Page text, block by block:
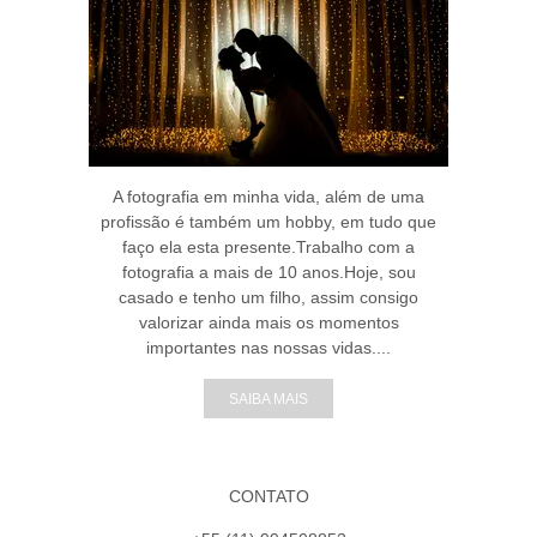
A fotografia em minha vida, além de uma
profissão é também um hobby, em tudo que
faço ela esta presente.Trabalho com a
fotografia a mais de 10 anos.Hoje, sou
casado e tenho um filho, assim consigo
valorizar ainda mais os momentos
importantes nas nossas vidas....
SAIBA MAIS
CONTATO